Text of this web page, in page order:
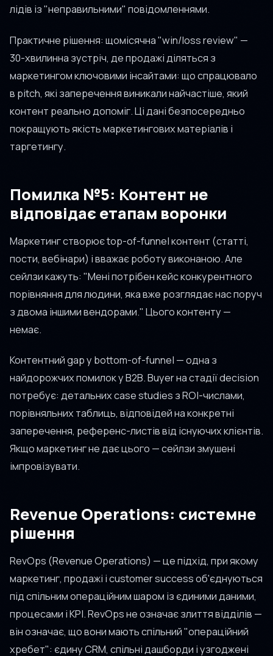
лідів із "неправильними" повідомленнями.
Практичне рішення: щомісячна "win/loss review" —
30-хвилинна зустріч, де продажі діляться з
маркетингом ключовими інсайтами: що спрацювало
в pitch, які заперечення виникали найчастіше, який
контент реально допоміг. Ці дані безпосередньо
покращують якість маркетингових матеріалів і
таргетингу.
Помилка №5: Контент не
відповідає етапам воронки
Маркетинг створює top-of-funnel контент (статті,
пости, вебінари) і вважає роботу виконаною. Але
сейлзи кажуть: "Мені потрібен кейс конкурентного
порівняння для людини, яка вже розглядає нас поруч
з двома іншими вендорами." Цього контенту —
немає.
Контентний gap у bottom-of-funnel — одна з
найдорожчих помилок у B2B. Buyer на стадії decision
потребує: детальних case studies з ROI-числами,
порівняльних таблиць, відповідей на конкретні
заперечення, референс-листів від існуючих клієнтів.
Якщо маркетинг не дає цього — сейлзи змушені
імпровізувати.
Revenue Operations: системне
рішення
RevOps (Revenue Operations) — це підхід, при якому
маркетинг, продажі і customer success об'єднуються
під спільним операційним шаром із єдиними даними,
процесами і KPI. RevOps не означає злиття відділів —
він означає, що вони мають спільний "операційний
хребет": єдину CRM, спільні дашборди і узгоджені